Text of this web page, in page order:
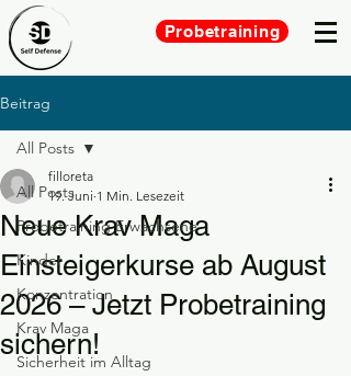
Probetraining
Beitrag
All Posts
Probetraining Erwachsene
Kinder
Konzentration
Krav Maga
Sicherheit im Alltag
All Posts
Neue Krav Maga
Einsteigerkurse ab August
2026 – Jetzt Probetraining
sichern!
filloreta
19. Juni 1 Min. Lesezeit